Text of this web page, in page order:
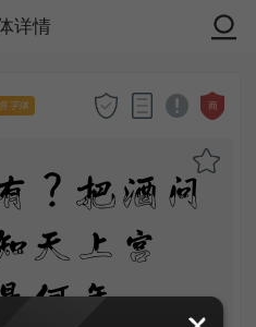
详情
字体 商
？把酒问
天上宫
何年